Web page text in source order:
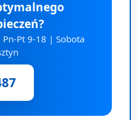
Pt 9-18 | Sobota